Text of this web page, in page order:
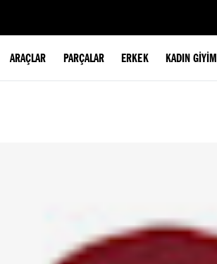
ARAÇLAR PARÇALAR ERKEK KADIN GIYIM